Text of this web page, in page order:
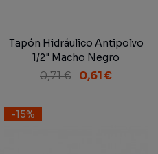
Tapón Hidráulico Antipolvo
1/2" Macho Negro
0,71 € 0,61 €
-15%